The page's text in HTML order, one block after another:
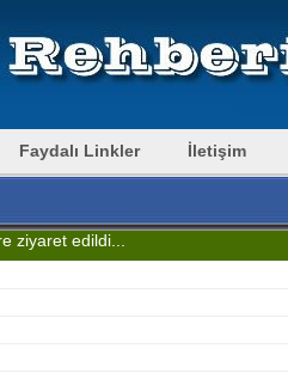
Faydalı Linkler İletişim
ziyaret edildi...